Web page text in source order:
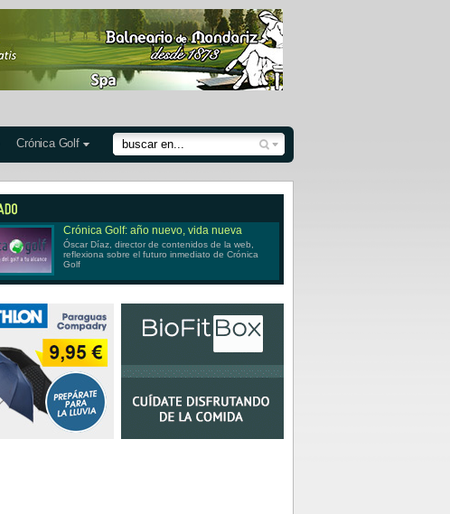
Crónica Golf
Crónica Golf: año nuevo, vida nueva
Óscar Díaz, director de contenidos de la web,
reflexiona sobre el futuro inmediato de Crónica
Golf